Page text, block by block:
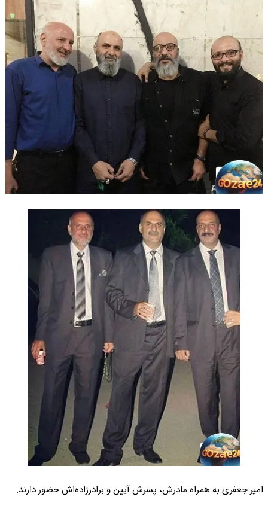
امیر جعفری به همراه مادرش، پسرش آیین و برادرزاده‌اش حضور دارند.